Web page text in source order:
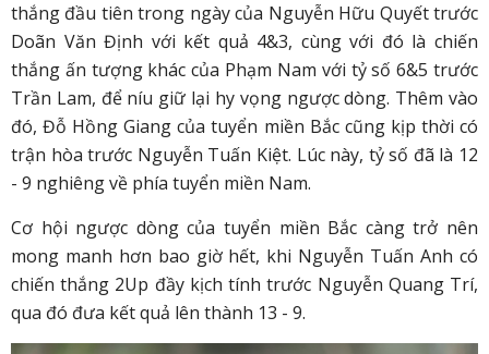
thắng đầu tiên trong ngày của Nguyễn Hữu Quyết trước
Doãn Văn Định với kết quả 4&3, cùng với đó là chiến
thắng ấn tượng khác của Phạm Nam với tỷ số 6&5 trước
Trần Lam, để níu giữ lại hy vọng ngược dòng. Thêm vào
đó, Đỗ Hồng Giang của tuyển miền Bắc cũng kịp thời có
trận hòa trước Nguyễn Tuấn Kiệt. Lúc này, tỷ số đã là 12
- 9 nghiêng về phía tuyển miền Nam.
Cơ hội ngược dòng của tuyển miền Bắc càng trở nên
mong manh hơn bao giờ hết, khi Nguyễn Tuấn Anh có
chiến thắng 2Up đầy kịch tính trước Nguyễn Quang Trí,
qua đó đưa kết quả lên thành 13 - 9.